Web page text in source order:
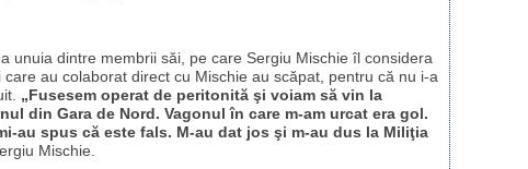
dintre membrii săi, pe care Sergiu Mischie îl considera
au colaborat direct cu Mischie au scăpat, pentru că nu i-a
„Fusesem operat de peritonită şi voiam să vin la
din Gara de Nord. Vagonul în care m-am urcat era gol.
au spus că este fals. M-au dat jos şi m-au dus la Miliţia
Mischie.